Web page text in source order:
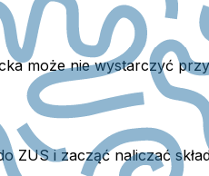
może nie wystarczyć
ZUS i zacząć naliczać